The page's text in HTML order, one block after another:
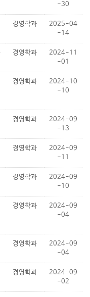
-30
경영학과
2025-04
-14
경영학과
2024-11
-01
경영학과
2024-10
-10
경영학과
2024-09
-13
경영학과
2024-09
-11
경영학과
2024-09
-10
경영학과
2024-09
-04
경영학과
2024-09
-04
경영학과
2024-09
-02